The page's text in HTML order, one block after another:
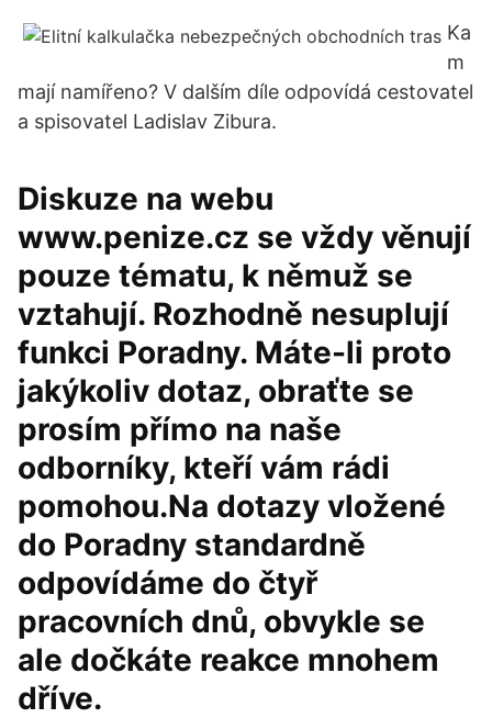
Ka
m
mají namířeno? V dalším díle odpovídá cestovatel
a spisovatel Ladislav Zibura.
Diskuze na webu
www.penize.cz se vždy věnují
pouze tématu, k němuž se
vztahují. Rozhodně nesuplují
funkci Poradny. Máte-li proto
jakýkoliv dotaz, obraťte se
prosím přímo na naše
odborníky, kteří vám rádi
pomohou.Na dotazy vložené
do Poradny standardně
odpovídáme do čtyř
pracovních dnů, obvykle se
ale dočkáte reakce mnohem
dříve.